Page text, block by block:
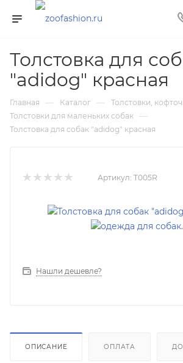
Толстовка для
"adidog" красная
Главная — Каталог — Толстовки,
Толстовки для маленьких собак —
Толстовка для собак "adidog" красная
Артикул: T005R
Нашли дешевле?
ОПИСАНИЕ ОПЛАТА